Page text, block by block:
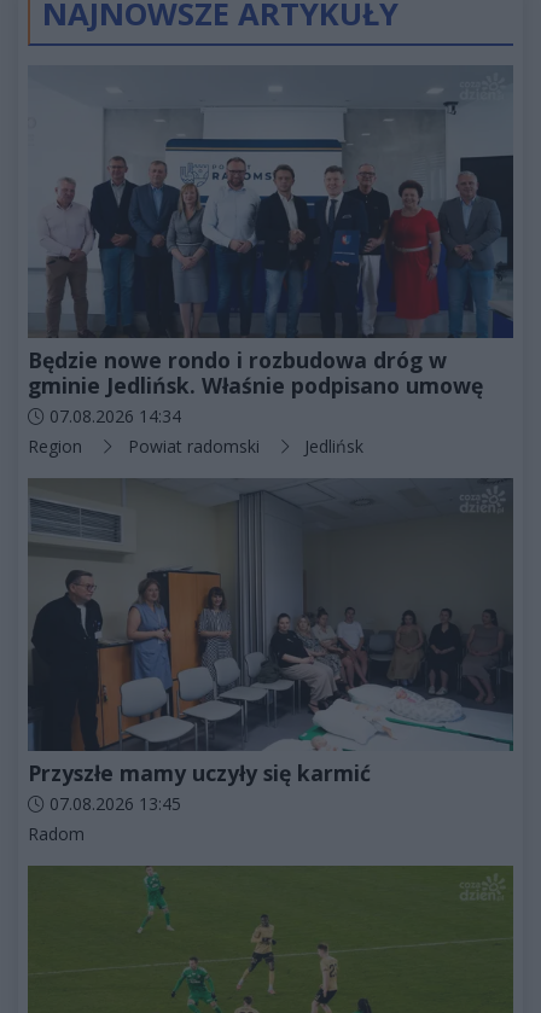
NAJNOWSZE ARTYKUŁY
Będzie nowe rondo i rozbudowa dróg w
gminie Jedlińsk. Właśnie podpisano umowę
Data dodania artykułu:
07.08.2026 14:34
Kategorie artykułu:
Region Powiat radomski Jedlińsk
Przyszłe mamy uczyły się karmić
Data dodania artykułu:
07.08.2026 13:45
Kategorie artykułu:
Radom